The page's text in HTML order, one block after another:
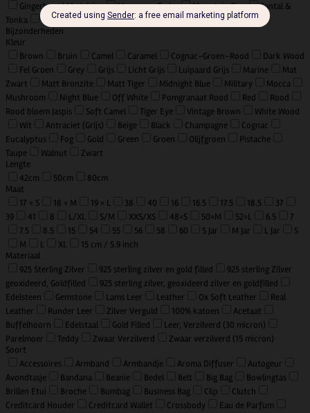
Gingerbread Madeleine
Moroccan Cedar Mountain Pine
Santal &
Tonka
Tea & Lemongrass Tegenwind WAD
Wild
Bijzonderheden
Kleur
Brown
Bruin Camel Caramel Cognac-Groen-Rood
Dark Wood
Fel Groen
Grey Grijs Licht Grijs Luipaard Grijs Marine
Mat
Zwart
Matt Bronzite Matt Tiger Midnight Blue Military
Mocca
Mushroom
Night Blue Off White Pomgranaat Rood Red
Rood
Rood bloem Jaspis
Soft Camel Tiger Eye Vintage Brown
White Wood
Wit
Antraciet (Grijs) Beige Black Champagne
Cognac
Eucalyptus
Fog Gold Green Groen Olijfgroen
Pistache
Taupe
Walnut
Zwart
Lengte
42cm
50cm
80cm
Maat
17 = S
18 = M 19 = L 38 40 16 16.5 17.5 18.5
37
39
41 8 L/XL S/M XXS/XS 48=S 50=M 52=L 6.5
7
7.5
8.5 15 54 55 56 58 60 S Jar M Jar L Jar
S
M
L XL
15 cm / 5.9 inch
Materiaal
925 Sterling Zilver
925 sterling zilver en gold filled
925 sterling Zilver
geoxideerd, Goldfilled
925 sterling zilver, geoxideerd zilver en goldfilled
Edelsteen
Gemstone Lams Leer Leather Ox Soft Leather
Real
Leather
Runder Leer Zilver Verguld 100% katoen
Acetaat
Buffelhoorn
Edelstaal Gold Filled
Leer, Verzilverd (30 micron)
Parelmoer
Teddy Zwaar Verzilverd
Zwaar verzilverd (15 micron)
Soort
Accessoires
Armband Armbandje Aroma Diffuser
Autogeur
Avondtasje
Bandana Beanie Bedel Belt Big Bag
Bowlingtas
Brillen Etui
Broche Bumbag Business Bag Clip
Clutch
Creditcard Houder
Creditcard Wallet Crossbody
Eau de Parfum